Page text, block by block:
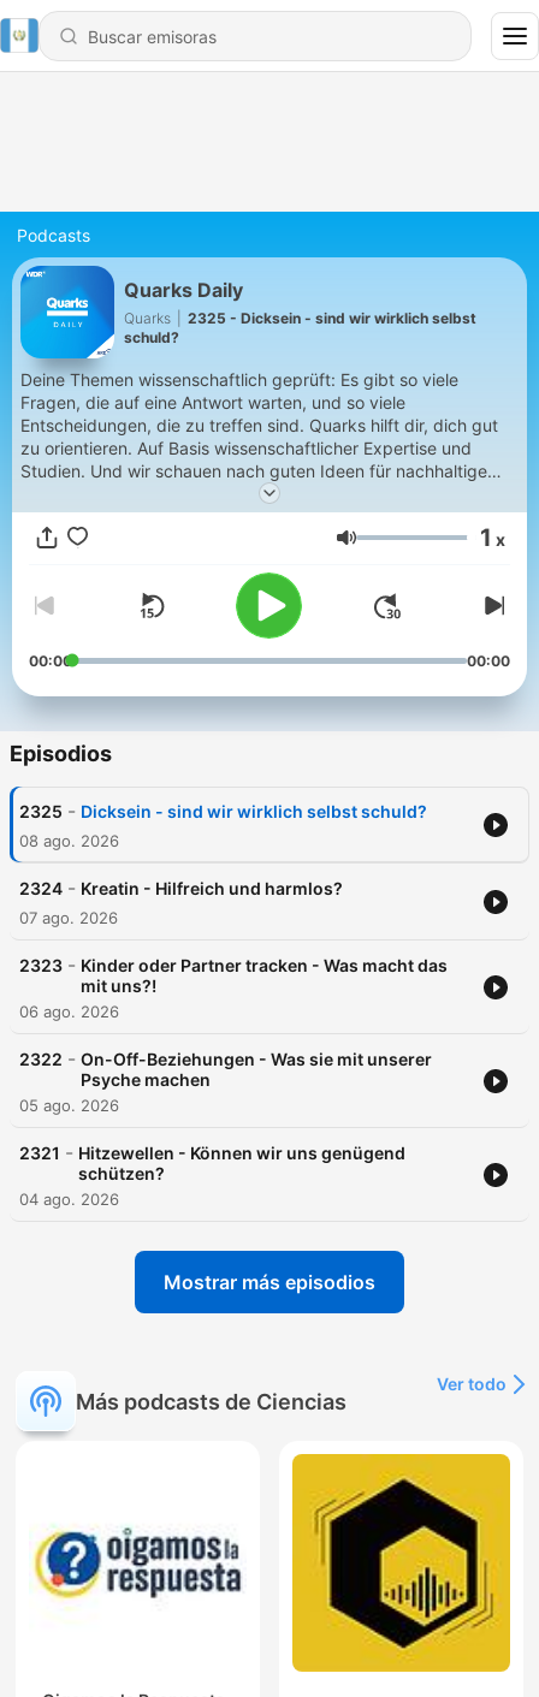
Podcasts
Quarks Daily
Quarks
2325 - Dicksein - sind wir wirklich selbst
schuld?
Deine Themen wissenschaftlich geprüft: Es gibt so viele
Fragen, die auf eine Antwort warten, und so viele
Entscheidungen, die zu treffen sind. Quarks hilft dir, dich gut
zu orientieren. Auf Basis wissenschaftlicher Expertise und
Studien. Und wir schauen nach guten Ideen für nachhaltige
Lösungen. Quarks – gemacht mit Hirn, Herz und deinem
Rundfunkbeitrag!
Volumen 1 x
00:00 00:00
Episodios
2325 - Dicksein - sind wir wirklich selbst schuld?
08 ago. 2026
2324 - Kreatin - Hilfreich und harmlos?
07 ago. 2026
2323 - Kinder oder Partner tracken - Was macht das
mit uns?!
06 ago. 2026
2322 - On-Off-Beziehungen - Was sie mit unserer
Psyche machen
05 ago. 2026
2321 - Hitzewellen - Können wir uns genügend
schützen?
04 ago. 2026
Mostrar más episodios
Más podcasts de Ciencias
Ver todo